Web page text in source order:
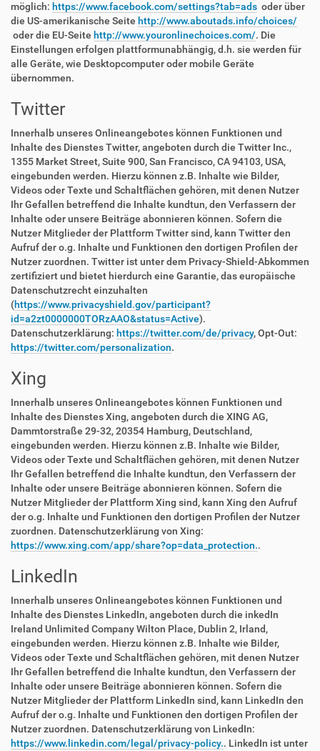
möglich: https://www.facebook.com/settings?tab=ads oder über
die US-amerikanische Seite http://www.aboutads.info/choices/
oder die EU-Seite http://www.youronlinechoices.com/. Die
Einstellungen erfolgen plattformunabhängig, d.h. sie werden für
alle Geräte, wie Desktopcomputer oder mobile Geräte
übernommen.
Twitter
Innerhalb unseres Onlineangebotes können Funktionen und
Inhalte des Dienstes Twitter, angeboten durch die Twitter Inc.,
1355 Market Street, Suite 900, San Francisco, CA 94103, USA,
eingebunden werden. Hierzu können z.B. Inhalte wie Bilder,
Videos oder Texte und Schaltflächen gehören, mit denen Nutzer
Ihr Gefallen betreffend die Inhalte kundtun, den Verfassern der
Inhalte oder unsere Beiträge abonnieren können. Sofern die
Nutzer Mitglieder der Plattform Twitter sind, kann Twitter den
Aufruf der o.g. Inhalte und Funktionen den dortigen Profilen der
Nutzer zuordnen. Twitter ist unter dem Privacy-Shield-Abkommen
zertifiziert und bietet hierdurch eine Garantie, das europäische
Datenschutzrecht einzuhalten
(https://www.privacyshield.gov/participant?
id=a2zt0000000TORzAAO&status=Active).
Datenschutzerklärung: https://twitter.com/de/privacy, Opt-Out:
https://twitter.com/personalization.
Xing
Innerhalb unseres Onlineangebotes können Funktionen und
Inhalte des Dienstes Xing, angeboten durch die XING AG,
Dammtorstraße 29-32, 20354 Hamburg, Deutschland,
eingebunden werden. Hierzu können z.B. Inhalte wie Bilder,
Videos oder Texte und Schaltflächen gehören, mit denen Nutzer
Ihr Gefallen betreffend die Inhalte kundtun, den Verfassern der
Inhalte oder unsere Beiträge abonnieren können. Sofern die
Nutzer Mitglieder der Plattform Xing sind, kann Xing den Aufruf
der o.g. Inhalte und Funktionen den dortigen Profilen der Nutzer
zuordnen. Datenschutzerklärung von Xing:
https://www.xing.com/app/share?op=data_protection..
LinkedIn
Innerhalb unseres Onlineangebotes können Funktionen und
Inhalte des Dienstes LinkedIn, angeboten durch die inkedIn
Ireland Unlimited Company Wilton Place, Dublin 2, Irland,
eingebunden werden. Hierzu können z.B. Inhalte wie Bilder,
Videos oder Texte und Schaltflächen gehören, mit denen Nutzer
Ihr Gefallen betreffend die Inhalte kundtun, den Verfassern der
Inhalte oder unsere Beiträge abonnieren können. Sofern die
Nutzer Mitglieder der Plattform LinkedIn sind, kann LinkedIn den
Aufruf der o.g. Inhalte und Funktionen den dortigen Profilen der
Nutzer zuordnen. Datenschutzerklärung von LinkedIn:
https://www.linkedin.com/legal/privacy-policy.. LinkedIn ist unter